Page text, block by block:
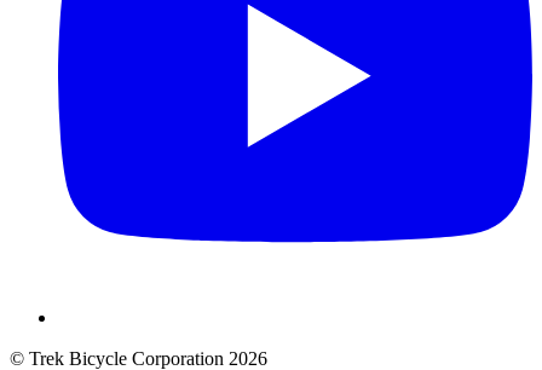
© Trek Bicycle Corporation 2026